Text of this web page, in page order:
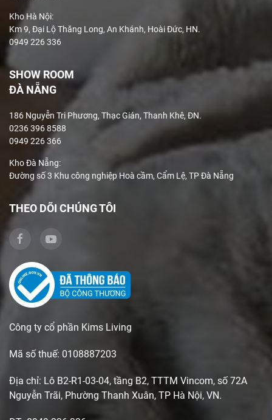
Kho Hà Nội:
Km 9, Đại Lộ Thăng Long, An Khánh, Hoài Đức, HN.
0949 226 336
SHOW ROOM
ĐÀ NẴNG
186 Nguyễn Tri Phương, Thạc Gián, Thanh Khê, ĐN.
0236 396 8588
0949 226 366
Kho Đà Nẵng:
Đường số 3 Khu công nghiệp Hoà cầm, Cẩm Lệ, TP Đà Nẵng
THEO DÕI CHÚNG TÔI
Công ty cổ phần Kims Living
Mã số thuế: 0108887203
Địa chỉ: Lô B2-R1-03-04, tầng B2, TTTM Vincom, số 72A
Nguyễn Trãi, Phường Thanh Xuân, TP Hà Nội, VN.